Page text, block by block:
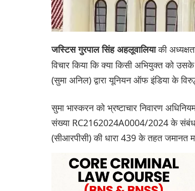
जस्टिस गुरपाल सिंह अहलूवालियाकी
विचार किया कि क्या किसी अभियुक्त को
(सुमा अनिल) द्वारा यूनियन ऑफ इंडिया के
सुमा भास्करन को भ्रष्टाचार निवारण
संख्या RC2162024A0004/2024 के संबंध
(सीआरपीसी) की धारा 439 के तहत जमानत